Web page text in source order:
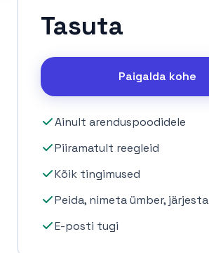
Tasuta
Paigalda kohe
Ainult arenduspoodidele
Piiramatult reegleid
Kõik tingimused
Peida, nimeta ümber, järjesta
E-posti tugi